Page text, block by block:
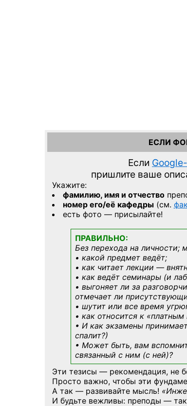
ЕСЛИ
Если
пришлите ваше
Укажите:
фамилию, имя и отчество
номер его/её кафедры(см.
есть фото — присылайте!
ПРАВИЛЬНО:
Без перехода на
• какой предмет ведёт;
• как читает лекции —
• как ведёт семинары (и
• выгоняет ли за
отмечает ли
• шутит или все время
• как относится к
• И как экзамены
спалит?)
• Может быть, вам
связанный с ним (с ней)?
Эти тезисы — рекомендация, не
Просто важно, чтобы эти
А так — развивайте мысль!
И будьте вежливы: преподы —